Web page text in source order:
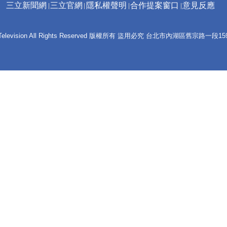
三立新聞網 三立官網 隱私權聲明 合作提案窗口 意見反應
All Rights Reserved 版權所有 盜用必究 台北市內湖區舊宗路一段